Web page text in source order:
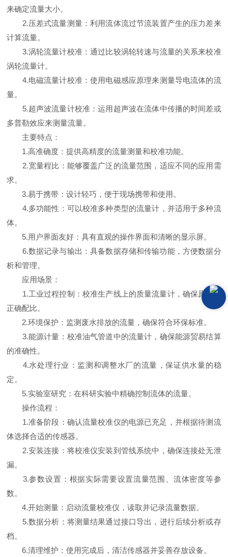
来确定流量大小。
2.压差式流量测量：利用流体流过节流装置产生的压力差来
计算流量。
3.涡轮流量计校准：通过比较涡轮转速与流量的关系来校准
涡轮流量计。
4.电磁流量计校准：使用电磁感应原理来测量导电流体的流
量。
5.超声波流量计校准：运用超声波在流体中传播的时间差或
多普勒效应来测量流量。
主要特点：
1.高准确度：提供高精度的流量测量和校准功能。
2.宽量程比：能够覆盖广泛的流量范围，适应不同的应用需
求。
3.易于携带：设计轻巧，便于现场携带和使用。
4.多功能性：可以校准多种类型的流量计，并适用于多种流
体。
5.用户界面友好：具有直观的操作界面和清晰的显示屏。
6.数据记录与输出：具备数据存储和传输功能，方便数据分
析和管理。
应用场景：
1.工业过程控制：校准生产线上的质量流量计，确保原料的
正确配比。
2.环境保护：监测废水排放的流量，确保符合环保标准。
3.能源计量：校准油气管道中的流量计，确保能源贸易结算
的准确性。
4.水处理行业：监测和调整水厂的流量，保证供水量的稳
定。
5.实验室研究：在科研实验中精确控制流体的流量。
操作流程：
1.准备阶段：确认流量校准仪的电源已充足，并根据待测流
体选择合适的传感器。
2.安装连接：将校准仪安装到管线系统中，确保连接处无泄
漏。
3.参数设置：根据实际需要设置流量范围、流体密度等参
数。
4.开始测量：启动流量校准仪，读取并记录流量数据。
5.数据分析：将测量结果通过接口导出，进行后续分析或存
档。
6.清理维护：使用完成后，清洁传感器并妥善存放设备。